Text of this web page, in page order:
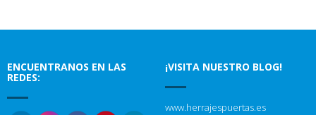
ENCUENTRANOS EN LAS
REDES:
¡VISITA NUESTRO BLOG!
www.herrajespuertas.es